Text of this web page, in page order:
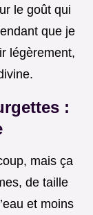
le goût qui
que je
légèrement,
:
mais ça
de taille
et moins